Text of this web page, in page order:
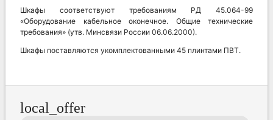
Шкафы соответствуют требованиям РД 45.064-99
«Оборудование кабельное оконечное. Общие технические
требования» (утв. Минсвязи России 06.06.2000).
Шкафы поставляются укомплектованными 45 плинтами ПВТ.
local_offer